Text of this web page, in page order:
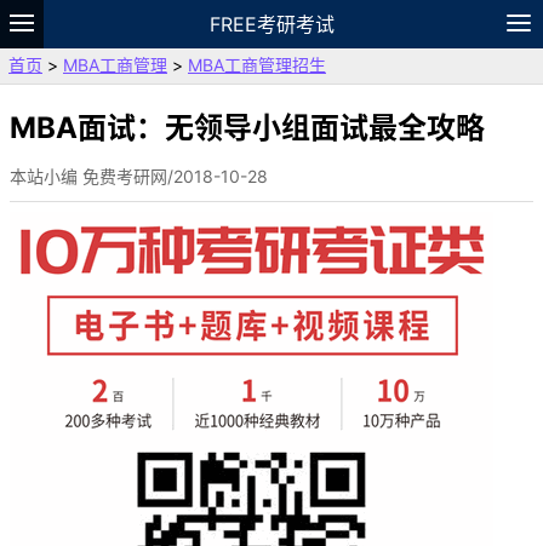
FREE考研考试
题库
故事 专题 APP
VIP
资料
首页 > MBA工商管理 > MBA工商管理招生
MBA面试：无领导小组面试最全攻略
本站小编 免费考研网/2018-10-28